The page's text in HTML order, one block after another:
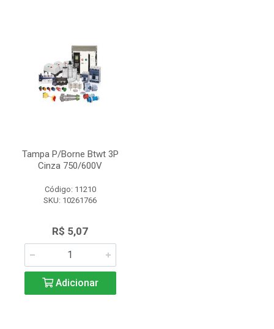
Tampa P/Borne Btwt 3P
Cinza 750/600V
Código: 11210
SKU: 10261766
R$ 5,07
Adicionar